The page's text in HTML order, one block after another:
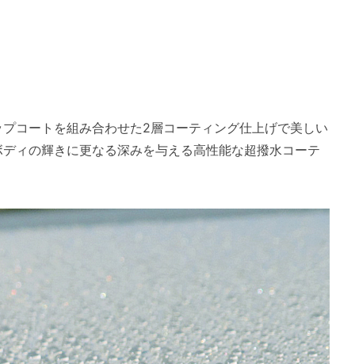
コートを組み合わせた2層コーティング仕上げで美しい
ィの輝きに更なる深みを与える高性能な超撥水コーテ